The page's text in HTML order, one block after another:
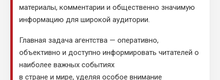
материалы, комментарии и общественно значимую
информацию для широкой аудитории.
Главная задача агентства — оперативно,
объективно и доступно информировать читателей о
наиболее важных событиях
в стране и мире, уделяя особое внимание